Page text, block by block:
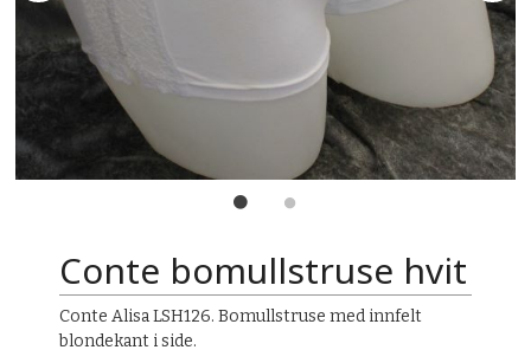
Conte bomullstruse hvit
Conte Alisa LSH126. Bomullstruse med innfelt
blondekant i side.